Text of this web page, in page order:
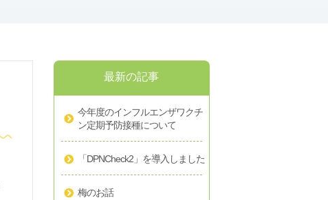
最新の記事
今年度のインフルエンザワクチ
ン定期予防接種について
「DPNCheck2」を導入しました
梅のお話